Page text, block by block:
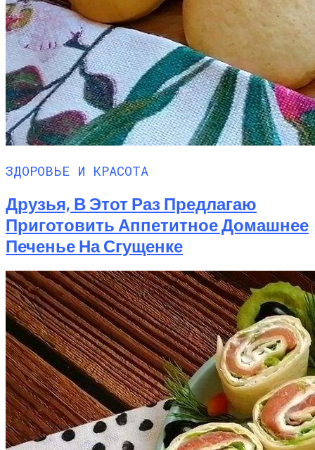
ЗДОРОВЬЕ И КРАСОТА
Друзья, В Этот Раз Предлагаю
Приготовить Аппетитное Домашнее
Печенье На Сгущенке